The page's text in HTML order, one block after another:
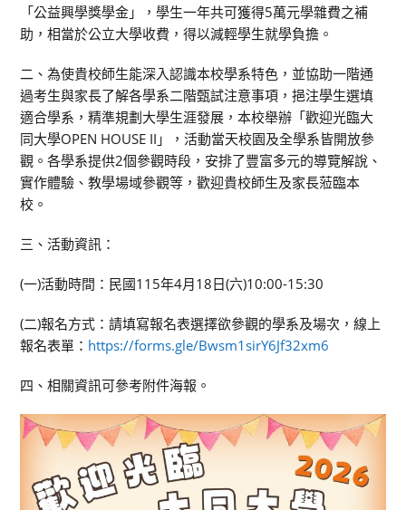
「公益興學獎學金」，學生一年共可獲得5萬元學雜費之補
助，相當於公立大學收費，得以減輕學生就學負擔。
二、為使貴校師生能深入認識本校學系特色，並協助一階通
過考生與家長了解各學系二階甄試注意事項，挹注學生選填
適合學系，精準規劃大學生涯發展，本校舉辦「歡迎光臨大
同大學OPEN HOUSE II」，活動當天校園及全學系皆開放參
觀。各學系提供2個參觀時段，安排了豐富多元的導覽解說、
實作體驗、教學場域參觀等，歡迎貴校師生及家長蒞臨本
校。
三、活動資訊：
(一)活動時間：民國115年4月18日(六)10:00-15:30
(二)報名方式：請填寫報名表選擇欲參觀的學系及場次，線上
報名表單： https://forms.gle/Bwsm1sirY6Jf32xm6
四、相關資訊可參考附件海報。